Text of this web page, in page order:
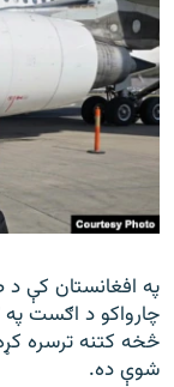
په افغانستان کې د
څخه کتنه ترسره
شوې ده.